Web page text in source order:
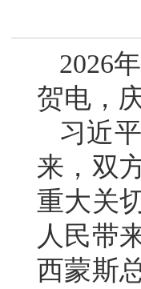
2026
贺电，
习近
来，双
重大关
人民带
西蒙斯